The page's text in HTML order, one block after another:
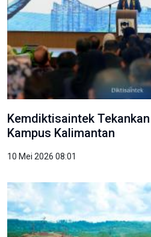
Kemdiktisaintek
Kampus Kalimantan
10 Mei 2026 08:01